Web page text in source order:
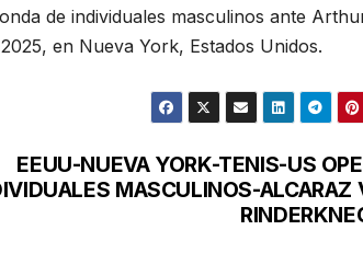
de individuales masculinos ante
en Nueva York, Estados Unidos.
EEUU-NUEVA YORK-TENIS-US
MASCULINOS-ALCARAZ